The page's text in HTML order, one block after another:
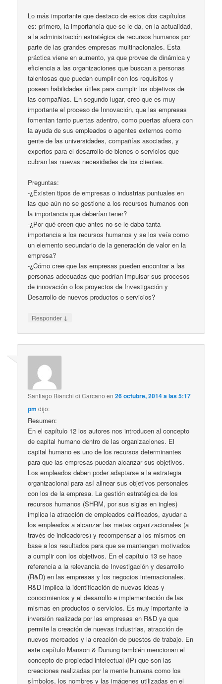
Lo más importante que destaco de estos dos capítulos
es: primero, la importancia que se le da, en la actualidad,
a la administración estratégica de recursos humanos por
parte de las grandes empresas multinacionales. Esta
práctica viene en aumento, ya que provee de dinámica y
eficiencia a las organizaciones que buscan a personas
talentosas que puedan cumplir con los requisitos y
posean habilidades útiles para cumplir los objetivos de
las compañías. En segundo lugar, creo que es muy
importante el proceso de Innovación, que las empresas
fomentan tanto puertas adentro, como puertas afuera con
la ayuda de sus empleados o agentes externos como
gente de las universidades, compañías asociadas, y
expertos para el desarrollo de bienes o servicios que
cubran las nuevas necesidades de los clientes.
Preguntas:
-¿Existen tipos de empresas o industrias puntuales en
las que aún no se gestione a los recursos humanos con
la importancia que deberían tener?
-¿Por qué creen que antes no se le daba tanta
importancia a los recursos humanos y se los veía como
un elemento secundario de la generación de valor en la
empresa?
-¿Cómo cree que las empresas pueden encontrar a las
personas adecuadas que podrían impulsar sus procesos
de innovación o los proyectos de Investigación y
Desarrollo de nuevos productos o servicios?
Responder ↓
Santiago Bianchi di Carcano en26 octubre, 2014 a las 5:17
pm dijo:
Resumen:
En el capítulo 12 los autores nos introducen al concepto
de capital humano dentro de las organizaciones. El
capital humano es uno de los recursos determinantes
para que las empresas puedan alcanzar sus objetivos.
Los empleados deben poder adaptarse a la estrategia
organizacional para así alinear sus objetivos personales
con los de la empresa. La gestión estratégica de los
recursos humanos (SHRM, por sus siglas en ingles)
implica la atracción de empleados calificados, ayudar a
los empleados a alcanzar las metas organizacionales (a
través de indicadores) y recompensar a los mismos en
base a los resultados para que se mantengan motivados
a cumplir con los objetivos. En el capítulo 13 se hace
referencia a la relevancia de Investigación y desarrollo
(R&D) en las empresas y los negocios internacionales.
R&D implica la identificación de nuevas ideas y
conocimientos y el desarrollo e implementación de las
mismas en productos o servicios. Es muy importante la
inversión realizada por las empresas en R&D ya que
permite la creación de nuevas industrias, atracción de
nuevos mercados y la creación de puestos de trabajo. En
este capítulo Manson & Dunung también mencionan el
concepto de propiedad intelectual (IP) que son las
creaciones realizadas por la mente humana como los
símbolos, los nombres y las imágenes utilizadas en el